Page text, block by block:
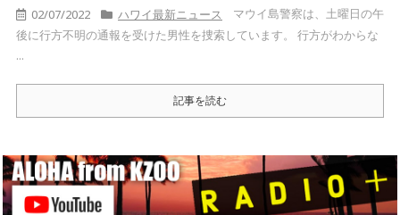
02/07/2022 ハワイ最新ニュース
マウイ島警察は、土曜日の午
後に行方不明の通報を受けた男性を捜索しています。 行方がわからな
...
記事を読む